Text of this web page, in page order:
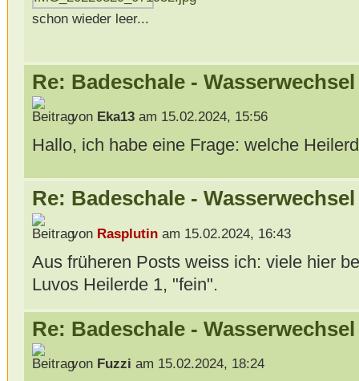
schon wieder leer...
Re: Badeschale - Wasserwechsel
von Eka13am 15.02.2024, 15:56
Hallo, ich habe eine Frage: welche
Re: Badeschale - Wasserwechsel
von Rasplutinam 15.02.2024, 16:43
Aus früheren Posts weiss ich: viele hier
Luvos Heilerde 1, "fein".
Re: Badeschale - Wasserwechsel
von Fuzzi am 15.02.2024, 18:24